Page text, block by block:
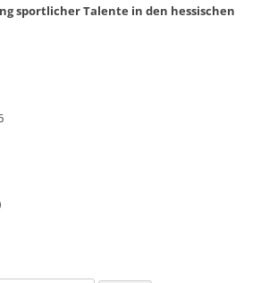
sportlicher Talente in den hessischen